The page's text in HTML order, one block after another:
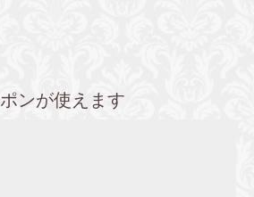
ンが使えます